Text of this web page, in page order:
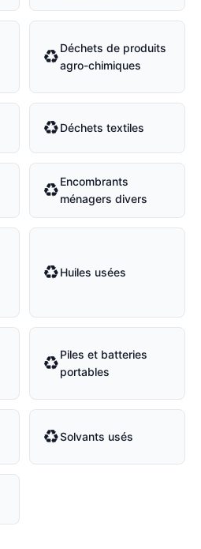
♻Déchets de produits
agro-chimiques
♻Déchets textiles
♻Encombrants
ménagers divers
♻Huiles usées
♻Piles et batteries
portables
♻Solvants usés